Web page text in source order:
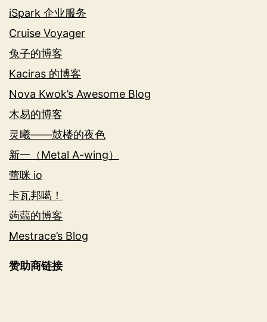
iSpark 企业服务
Cruise Voyager
兔子的博客
Kaciras 的博客
Nova Kwok’s Awesome Blog
木易的博客
灵曦——鼓楼的夜色
新一（Metal A-wing）
蕾咪 io
卡瓦邦噶！
蒟蒻的博客
Mestrace’s Blog
赞助商链接